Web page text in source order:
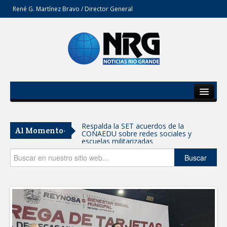
René G. Martínez Bravo / Director General
Del Estado
Secciones
Opinión
Al Momento- Respalda la SET acuerdos de la
CONAEDU sobre redes sociales y
escuelas militarizadas
AVANZAN TRABAJOS DE
MANTIENE EL RITMO DE LAS OBRAS
PRIORITARIAS
Atendió Protección Civil de Reynosa
reportes ante lluvias
Buscar